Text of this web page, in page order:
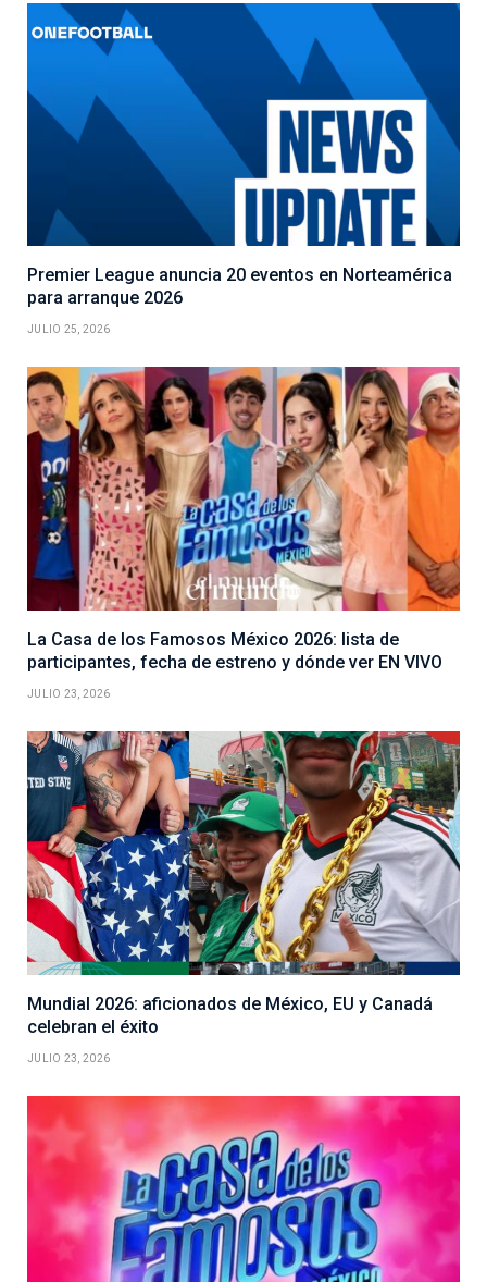
Premier League anuncia 20 eventos en Norteamérica
para arranque 2026
JULIO 25, 2026
La Casa de los Famosos México 2026: lista de
participantes, fecha de estreno y dónde ver EN VIVO
JULIO 23, 2026
Mundial 2026: aficionados de México, EU y Canadá
celebran el éxito
JULIO 23, 2026